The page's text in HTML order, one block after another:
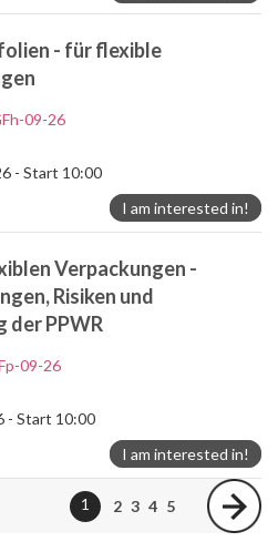
- für flexible
09-26
- Start 10:00
I am interested in!
Verpackungen -
Risiken und
der PPWR
09-26
- Start 10:00
I am interested in!
1 2 3 4 5